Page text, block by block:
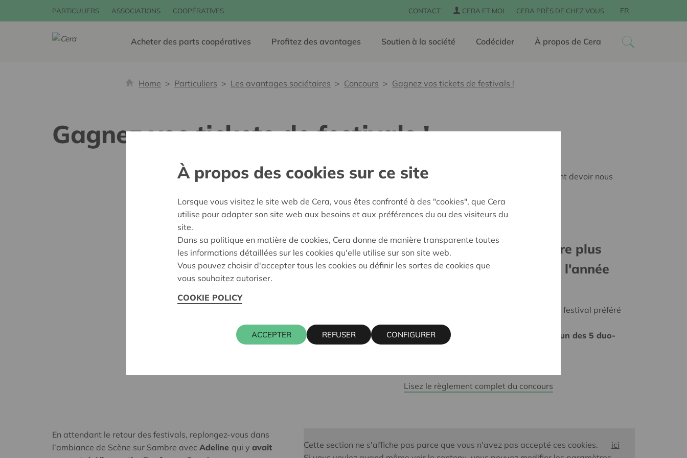
PARTICULIERS ASSOCIATIONS COOPÉRATIVES CONTACT CERA ET MOI CERA PRÈS DE CHEZ VOUS FR
Acheter des parts coopératives Profitez des avantages Soutien à la société Codécider À propos de Cera
Home Particuliers Les avantages sociétaires Concours Gagnez vos tickets de festivals !
Gagnez vos tickets de festivals !
Cette année, nous allons malheureusement devoir nous
En attendant de les retrouver :
postez sur Instagram votre plus
belle photo de festival de l'année
avec le #ceragram et le hashtag de votre festival préféré
(concours jusqu'au 31/07/2020).
Vous aurez ainsi une chance de
gagner l'un des 5 duo-
Lisez le règlement complet du concours
En attendant le retour des festivals, replongez-vous dans
l’ambiance de Scène sur Sambre avec Adeline qui y avait
Cette section ne s'affiche pas parce que vous n'avez pas accepté ces cookies.
ici
À propos des cookies sur ce site
Lorsque vous visitez le site web de Cera, vous êtes confronté à des "cookies", que Cera
utilise pour adapter son site web aux besoins et aux préférences du ou des visiteurs du
site.
Dans sa politique en matière de cookies, Cera donne de manière transparente toutes
les informations détaillées sur les cookies qu'elle utilise sur son site web.
Vous pouvez choisir d'accepter tous les cookies ou définir les sortes de cookies que
vous souhaitez autoriser.
COOKIE POLICY
ACCEPTER REFUSER CONFIGURER